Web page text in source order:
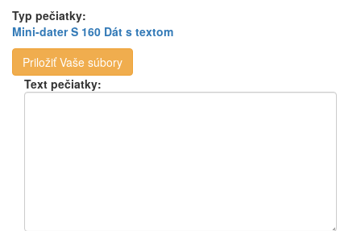
Typ pečiatky:
Mini-dater S 160 Dát s textom
Priložiť Vaše súbory
Text pečiatky: